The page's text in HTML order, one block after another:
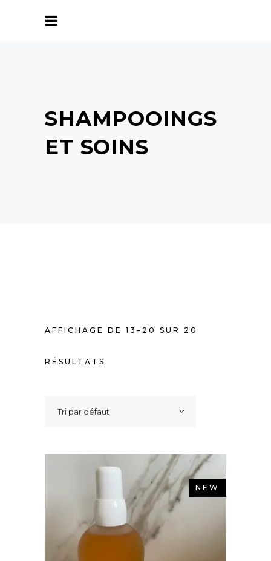
SHAMPOOINGS
ET SOINS
AFFICHAGE DE 13–20 SUR 20
RÉSULTATS
Tri par défaut
NEW